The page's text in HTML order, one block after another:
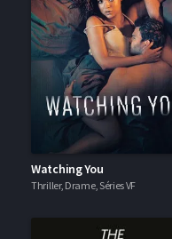
Watching You
Thriller, Drame, Séries VF